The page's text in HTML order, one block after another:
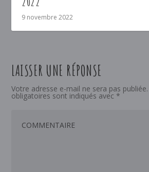
9 novembre 2022
LAISSER UNE RÉPONSE
Votre adresse e-mail ne sera pas publiée.
obligatoires sont indiqués avec *